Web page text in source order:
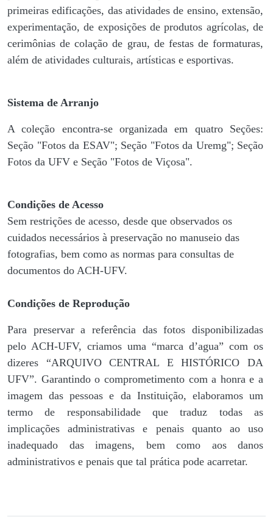
primeiras edificações, das atividades de ensino, extensão,
experimentação, de exposições de produtos agrícolas, de
cerimônias de colação de grau, de festas de formaturas,
além de atividades culturais, artísticas e esportivas.
Sistema de Arranjo
A coleção encontra-se organizada em quatro Seções:
Seção "Fotos da ESAV"; Seção "Fotos da Uremg"; Seção
Fotos da UFV e Seção "Fotos de Viçosa".
Condições de Acesso
Sem restrições de acesso, desde que observados os
cuidados necessários à preservação no manuseio das
fotografias, bem como as normas para consultas de
documentos do ACH-UFV.
Condições de Reprodução
Para preservar a referência das fotos disponibilizadas
pelo ACH-UFV, criamos uma “marca d’agua” com os
dizeres “ARQUIVO CENTRAL E HISTÓRICO DA
UFV”. Garantindo o comprometimento com a honra e a
imagem das pessoas e da Instituição, elaboramos um
termo de responsabilidade que traduz todas as
implicações administrativas e penais quanto ao uso
inadequado das imagens, bem como aos danos
administrativos e penais que tal prática pode acarretar.